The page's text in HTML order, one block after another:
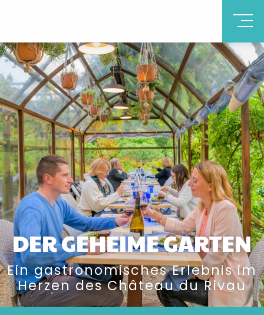
DER GEHEIME GARTEN
Ein gastronomisches Erlebnis im
Herzen des Château du Rivau